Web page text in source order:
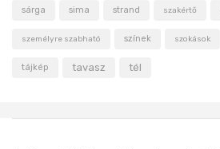
sárga sima strand szakértő
személyre szabható színek szokások
tájkép tavasz tél